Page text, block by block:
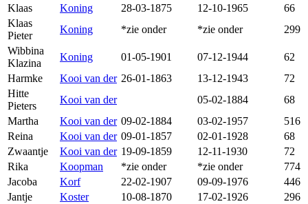
Klaas
Koning 28-03-1875 12-10-1965
66
Klaas
Pieter
Koning *zie onder *zie onder
299
Wibbina
Klazina
Koning 01-05-1901 07-12-1944
62
Harmke
Kooi van der 26-01-1863 13-12-1943
72
Hitte
Pieters
Kooi van der 05-02-1884
68
Martha
Kooi van der 09-02-1884 03-02-1957
516
Reina
Kooi van der 09-01-1857 02-01-1928
68
Zwaantje
Kooi van der 19-09-1859 12-11-1930
72
Rika
Koopman *zie onder *zie onder
774
Jacoba
Korf 22-02-1907 09-09-1976
446
Jantje
Koster 10-08-1870 17-02-1926
296